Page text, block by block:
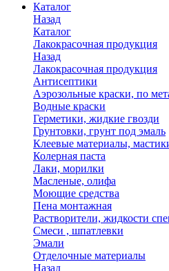
Каталог
Назад
Каталог
Лакокрасочная продукция
Назад
Лакокрасочная продукция
Антисептики
Аэрозольные краски, по
Водные краски
Герметики, жидкие гвозди
Грунтовки, грунт под эмаль
Клеевые материалы,
Колерная паста
Лаки, морилки
Масленые, олифа
Моющие средства
Пена монтажная
Растворители, жидкости
Смеси , шпатлевки
Эмали
Отделочные материалы
Назад